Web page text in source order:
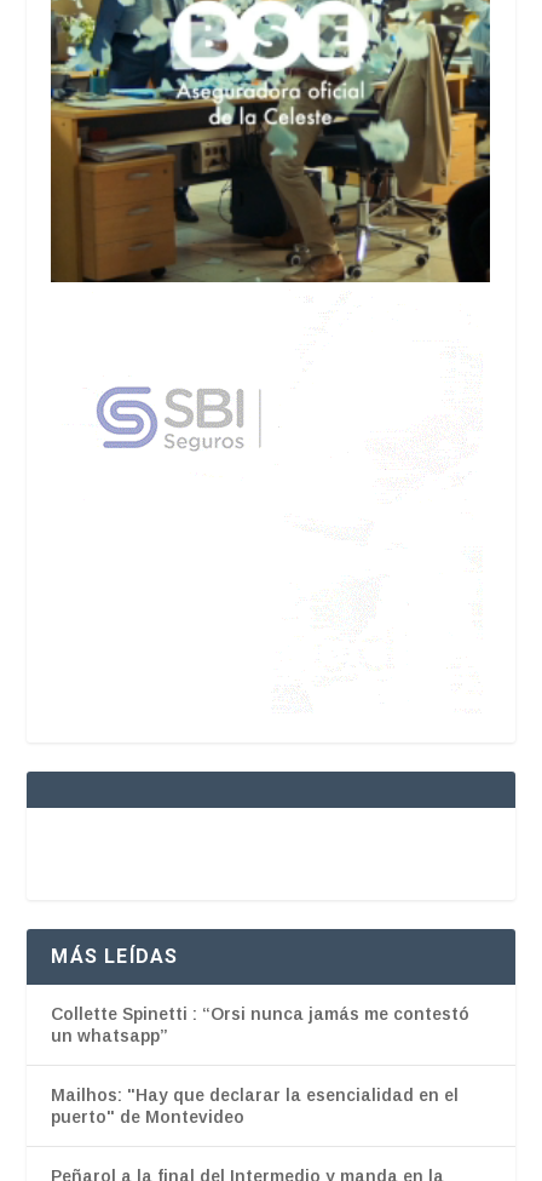
MÁS LEÍDAS
Collette Spinetti : “Orsi nunca jamás me contestó
un whatsapp”
Mailhos: "Hay que declarar la esencialidad en el
puerto" de Montevideo
Peñarol a la final del Intermedio y manda en la